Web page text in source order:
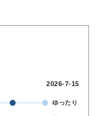
2026-7-15
ゆったり